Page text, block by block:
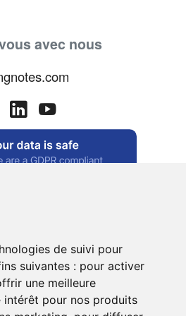
de suivi pour
suivantes : pour activer
une meilleure
intérêt pour nos produits
avec nous